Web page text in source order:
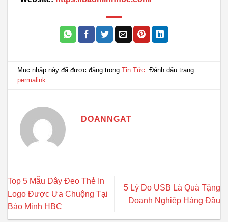
Mục nhập này đã được đăng trongTin Tức. Đánh dấu trang
permalink.
DOANNGAT
Top 5 Mẫu Dây Đeo Thẻ In
Logo Được Ưa Chuộng Tại
Bảo Minh HBC
5 Lý Do USB Là Quà Tặng
Doanh Nghiệp Hàng Đầu